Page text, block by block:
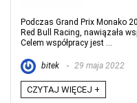
Podczas Grand Prix Monako
Red Bull Racing, nawiązała
Celem współpracy jest ...
bitek 29 maja 2022
CZYTAJ WIĘCEJ +